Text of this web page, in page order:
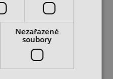
Klíč na převlečné matice
Nezařazené
soubory